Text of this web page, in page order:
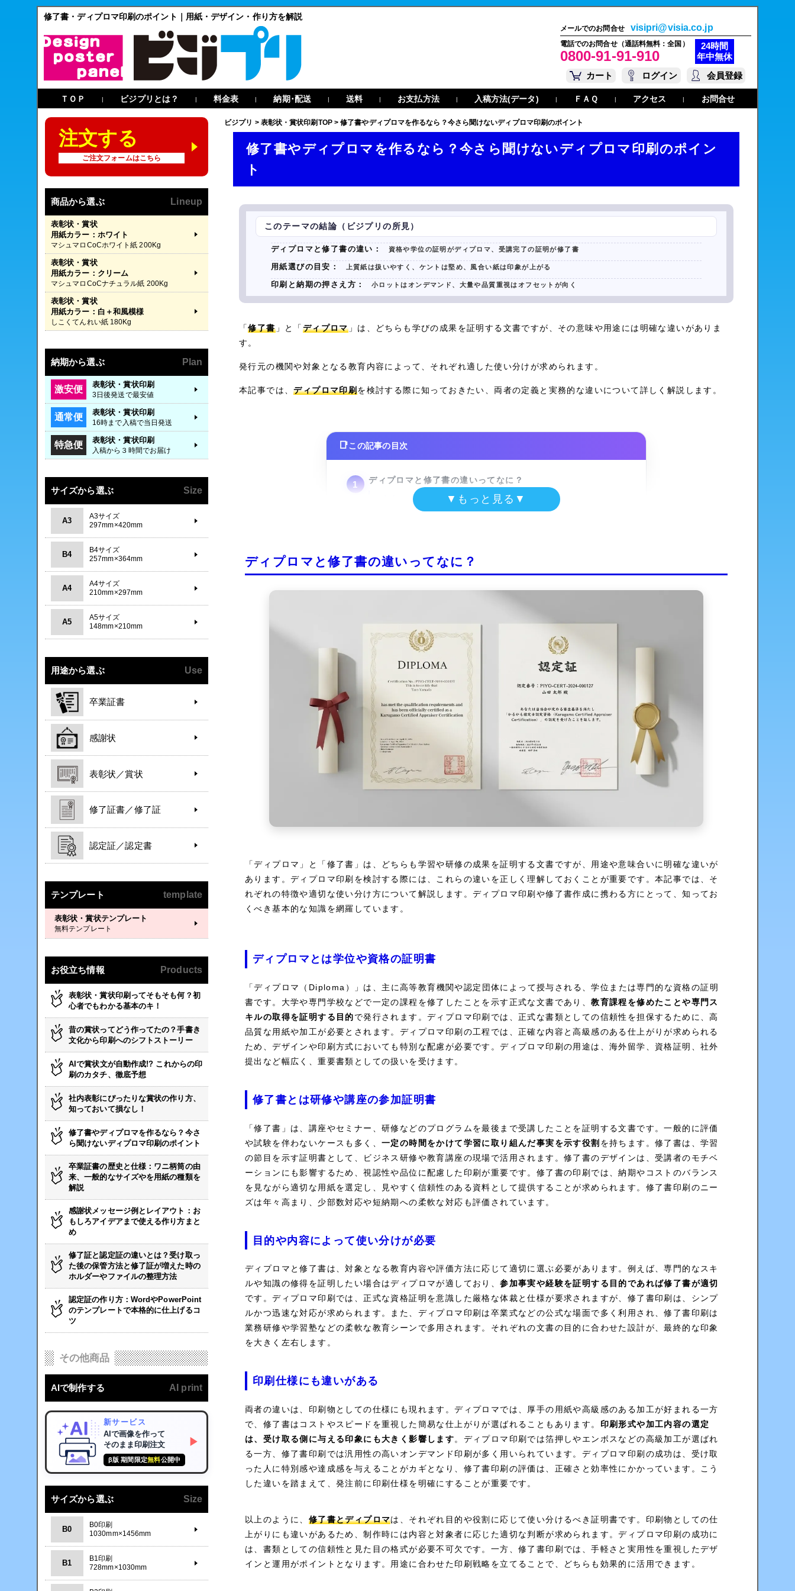
修了書・ディプロマ印刷のポイント｜用紙・デザイン・作り方を解説
メールでのお問合せ visipri@visia.co.jp
電話でのお問合せ（通話料無料：全国）
0800-91-91-910
24時間
年中無休
カート
ログイン 会員登録
ＴＯＰ | ビジプリとは？ | 料金表 | 納期･配送 | 送料 | お支払方法 | 入稿方法(データ) | ＦＡＱ | アクセス | お問合せ
ビジプリ > 表彰状・賞状印刷TOP>修了書やディプロマを作るなら？今さら聞けないディプロマ印刷のポイント
修了書やディプロマを作るなら？今さら聞けないディプロマ印刷のポイン
ト
このテーマの結論（ビジプリの所見）
ディプロマと修了書の違い： 資格や学位の証明がディプロマ、受講完了の証明が修了書
用紙選びの目安： 上質紙は扱いやすく、ケントは堅め、風合い紙は印象が上がる
印刷と納期の押さえ方： 小ロットはオンデマンド、大量や品質重視はオフセットが向く
「修了書」と「 ディプロマ」は、どちらも学びの成果を証明する文書ですが、その意味や用途には明確な違いがありま
す。
発行元の機関や対象となる教育内容によって、それぞれ適した使い分けが求められます。
本記事では、ディプロマ印刷を検討する際に知っておきたい、両者の定義と実務的な違いについて詳しく解説します。
この記事の目次
ディプロマと修了書の違いってなに？
ディプロマとは学位や資格の証明書
修了書とは研修や講座の参加証明書
ディプロマ印刷でよく使われる用紙とその特徴
ヴァンヌーボ紙はアート性と存在感が魅力
印刷の仕上がりを左右する用紙選び
見た目が決まる！フォントとレイアウトのコツ
フォントは「格調高く」が基本
文字サイズと行間のバランスに注意
中央配置は定番で美しく決まる
仕上がりを左右する細部の調整
オーダー前に確認したい印刷方法と納期の話
オンデマンド印刷の特徴とメリット
トラブルを防ぐ！ディプロマ印刷のチェックポイント
誤字脱字・名前の確認
日付と番号の整合性
▼もっと見る▼
ディプロマと修了書の違いってなに？
「ディプロマ」と「修了書」は、どちらも学習や研修の成果を証明する文書ですが、用途や意味合いに明確な違いが
あります。ディプロマ印刷を検討する際には、これらの違いを正しく理解しておくことが重要です。本記事では、そ
れぞれの特徴や適切な使い分け方について解説します。ディプロマ印刷や修了書作成に携わる方にとって、知ってお
くべき基本的な知識を網羅しています。
ディプロマとは学位や資格の証明書
「ディプロマ（Diploma）」は、主に高等教育機関や認定団体によって授与される、学位または専門的な資格の証明
書です。大学や専門学校などで一定の課程を修了したことを示す正式な文書であり、教育課程を修めたことや専門ス
キルの取得を証明する目的で発行されます。ディプロマ印刷では、正式な書類としての信頼性を担保するために、高
品質な用紙や加工が必要とされます。ディプロマ印刷の工程では、正確な内容と高級感のある仕上がりが求められる
ため、デザインや印刷方式においても特別な配慮が必要です。ディプロマ印刷の用途は、海外留学、資格証明、社外
提出など幅広く、重要書類としての扱いを受けます。
修了書とは研修や講座の参加証明書
「修了書」は、講座やセミナー、研修などのプログラムを最後まで受講したことを証明する文書です。一般的に評価
や試験を伴わないケースも多く、 一定の時間をかけて学習に取り組んだ事実を示す役割 を持ちます。修了書は、学習
の節目を示す証明書として、ビジネス研修や教育講座の現場で活用されます。修了書のデザインは、受講者のモチベ
ーションにも影響するため、視認性や品位に配慮した印刷が重要です。修了書の印刷では、納期やコストのバランス
を見ながら適切な用紙を選定し、見やすく信頼性のある資料として提供することが求められます。修了書印刷のニー
ズは年々高まり、少部数対応や短納期への柔軟な対応も評価されています。
目的や内容によって使い分けが必要
ディプロマと修了書は、対象となる教育内容や評価方法に応じて適切に選ぶ必要があります。例えば、専門的なスキ
ルや知識の修得を証明したい場合はディプロマが適しており、参加事実や経験を証明する目的であれば修了書が適切
です。ディプロマ印刷では、正式な資格証明を意識した厳格な体裁と仕様が要求されますが、修了書印刷は、シンプ
ルかつ迅速な対応が求められます。また、ディプロマ印刷は卒業式などの公式な場面で多く利用され、修了書印刷は
業務研修や学習塾などの柔軟な教育シーンで多用されます。それぞれの文書の目的に合わせた設計が、最終的な印象
を大きく左右します。
印刷仕様にも違いがある
両者の違いは、印刷物としての仕様にも現れます。ディプロマでは、厚手の用紙や高級感のある加工が好まれる一方
で、修了書はコストやスピードを重視した簡易な仕上がりが選ばれることもあります。 印刷形式や加工内容の選定
は、受け取る側に与える印象にも大きく影響します。ディプロマ印刷では箔押しやエンボスなどの高級加工が選ばれ
る一方、修了書印刷では汎用性の高いオンデマンド印刷が多く用いられています。ディプロマ印刷の成功は、受け取
った人に特別感や達成感を与えることがカギとなり、修了書印刷の評価は、正確さと効率性にかかっています。こう
した違いを踏まえて、発注前に印刷仕様を明確にすることが重要です。
以上のように、 修了書とディプロマは、それぞれ目的や役割に応じて使い分けるべき証明書です。印刷物としての仕
上がりにも違いがあるため、制作時には内容と対象者に応じた適切な判断が求められます。ディプロマ印刷の成功に
は、書類としての信頼性と見た目の格式が必要不可欠です。一方、修了書印刷では、手軽さと実用性を重視したデザ
インと運用がポイントとなります。用途に合わせた印刷戦略を立てることで、どちらも効果的に活用できます。
注文する
ご注文フォームはこちら
商品から選ぶ Lineup
表彰状・賞状
用紙カラー：ホワイト
マシュマロCoCホワイト紙 200Kg
表彰状・賞状
用紙カラー：クリーム
マシュマロCoCナチュラル紙 200Kg
表彰状・賞状
用紙カラー：白＋和風模様
しこくてんれい紙 180Kg
納期から選ぶ Plan
激安便 表彰状・賞状印刷
3日後発送で最安値
通常便 表彰状・賞状印刷
16時まで入稿で当日発送
特急便 表彰状・賞状印刷
入稿から３時間でお届け
サイズから選ぶ Size
A3
A3サイズ
297mm×420mm
B4
B4サイズ
257mm×364mm
A4
A4サイズ
210mm×297mm
A5
A5サイズ
148mm×210mm
用途から選ぶ Use
卒業証書
感謝状
表彰状／賞状
修了証書／修了証
認定証／認定書
テンプレート template
表彰状・賞状テンプレート
無料テンプレート
お役立ち情報 Products
表彰状・賞状印刷ってそもそも何？初
心者でもわかる基本のキ！
昔の賞状ってどう作ってたの？手書き
文化から印刷へのシフトストーリー
AIで賞状文が自動作成!? これからの印
刷のカタチ、徹底予想
社内表彰にぴったりな賞状の作り方、
知っておいて損なし！
修了書やディプロマを作るなら？今さ
ら聞けないディプロマ印刷のポイント
卒業証書の歴史と仕様：ワニ柄筒の由
来、一般的なサイズやを用紙の種類を
解説
感謝状メッセージ例とレイアウト：お
もしろアイデアまで使える作り方まと
め
修了証と認定証の違いとは？受け取っ
た後の保管方法と修了証が増えた時の
ホルダーやファイルの整理方法
認定証の作り方：WordやPowerPoint
のテンプレートで本格的に仕上げるコ
ツ
その他商品
AIで制作する AI print
新サービス
AIで画像を作って
そのまま印刷注文
β版 期間限定無料公開中
▶
サイズから選ぶ Size
B0
B0印刷
1030mm×1456mm
B1
B1印刷
728mm×1030mm